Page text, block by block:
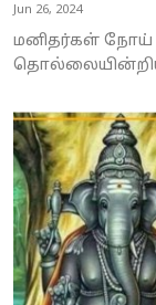
Jun 26, 2024
மனிதர்கள் நோய்